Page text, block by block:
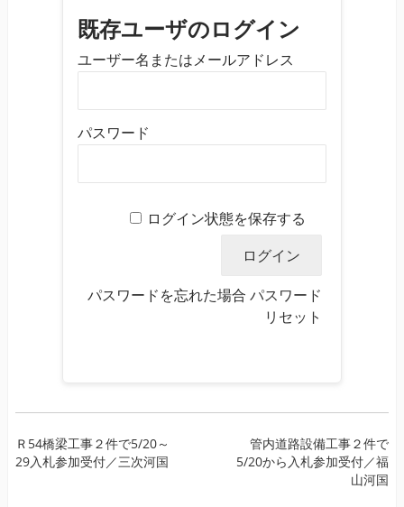
既存ユーザのログイン
ユーザー名またはメールアドレス
パスワード
ログイン状態を保存する
パスワードを忘れた場合 パスワード
リセット
投
稿
Ｒ54橋梁工事２件で5/20～
29入札参加受付／三次河国
管内道路設備工事２件で
5/20から入札参加受付／福
山河国